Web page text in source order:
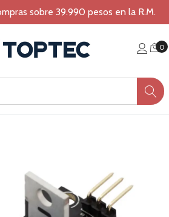
sobre 39.990 pesos en la R.M.
0